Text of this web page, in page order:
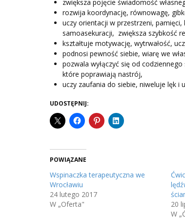
zwiększa pojęcie świadomość
rozwija koordynację, równowagę,
uczy orientacji w przestrzeni,
samoasekuracji, zwiększa szybkość
kształtuje motywację, wytrwałość,
podnosi pewność siebie, wiarę we
pozwala wyłączyć się od
które poprawiają nastrój,
uczy zaufania do siebie, niweluje lęk i
UDOSTĘPNIJ:
POWIĄZANE
Wspinaczka terapeutyczna we
Wrocławiu
24 lutego 2017
W „Oferta"
20
W